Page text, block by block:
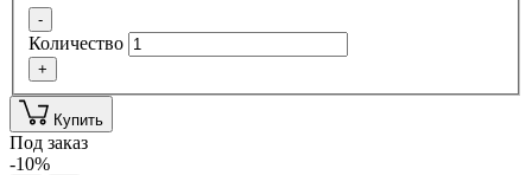
-
Количество
+
Купить
Под заказ
-10%